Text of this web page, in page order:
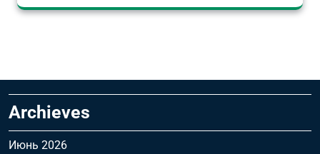
Archieves
Июнь 2026